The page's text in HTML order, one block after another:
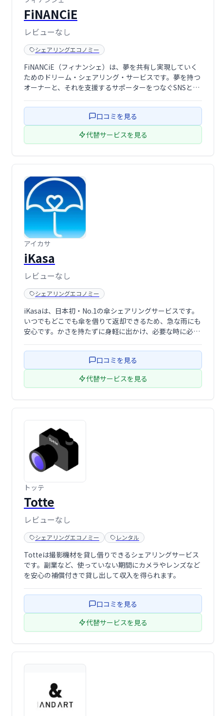
FiNANCiE
レビューなし
シェアリングエコノミー
FiNANCiE（フィナンシェ）は、夢を共有し実現していく
ためのドリーム・シェアリング・サービスです。夢を持つ
オーナーと、それを支援するサポーターをつなぐSNSとし
報発信を行い、サポーターは応援を通して夢の一端を担え
口コミを見る
代替サービスを見る
アイカサ
iKasa
レビューなし
シェアリングエコノミー
iKasaは、日本初・No.1の傘シェアリングサービスです。
いつでもどこでも傘を借りて返却できるため、急な雨にも
安心です。かさを持たずに身軽に出かけ、必要な時に必要
して快適にサポートします。
口コミを見る
代替サービスを見る
トッテ
Totte
レビューなし
シェアリングエコノミー レンタル
Totteは撮影機材を貸し借りできるシェアリングサービス
です。副業など、使っていない期間にカメラやレンズなど
を安心の補償付きで貸し出して収入を得られます。
口コミを見る
代替サービスを見る